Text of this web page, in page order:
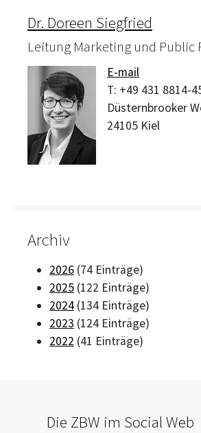
Dr. Doreen Siegfried
Leitung Marketing und Public
E-mail
T: +49 431 8814-
Düsternbrooker
24105 Kiel
Archiv
2026 (74 Einträge)
2025 (122 Einträge)
2024 (134 Einträge)
2023 (124 Einträge)
2022 (41 Einträge)
Die ZBW im Social Web